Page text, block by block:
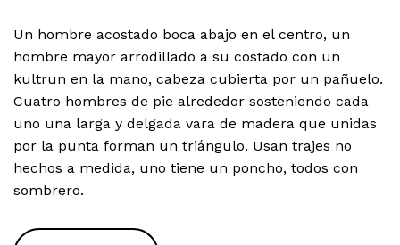
Un hombre acostado boca abajo en el centro, un
hombre mayor arrodillado a su costado con un
kultrun en la mano, cabeza cubierta por un pañuelo.
Cuatro hombres de pie alrededor sosteniendo cada
uno una larga y delgada vara de madera que unidas
por la punta forman un triángulo. Usan trajes no
hechos a medida, uno tiene un poncho, todos con
sombrero.